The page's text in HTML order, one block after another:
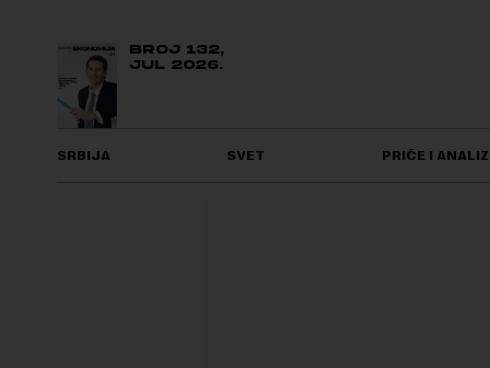
BROJ 132,
JUL 2026.
SRBIJA SVET PRIČE I